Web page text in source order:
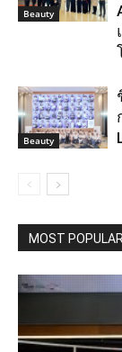
Beauty
Beauty
MOST POPULAR